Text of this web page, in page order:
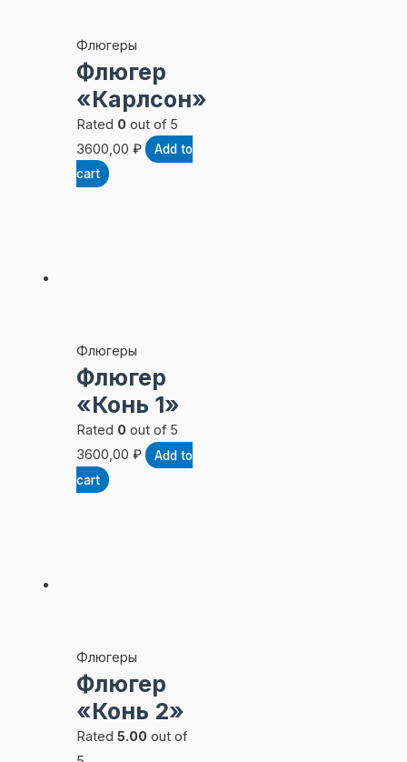
Флюгеры
Флюгер
«Карлсон»
Rated 0out of 5
3600,00 ₽
Add to
cart
Флюгеры
Флюгер
«Конь 1»
Rated 0out of 5
3600,00 ₽
Add to
cart
Флюгеры
Флюгер
«Конь 2»
Rated 5.00out of